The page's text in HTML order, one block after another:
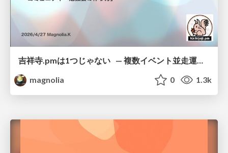
吉祥寺.pmは1つじゃない — 複数イベント並走運営の12年 —
magnolia
0 1.3k